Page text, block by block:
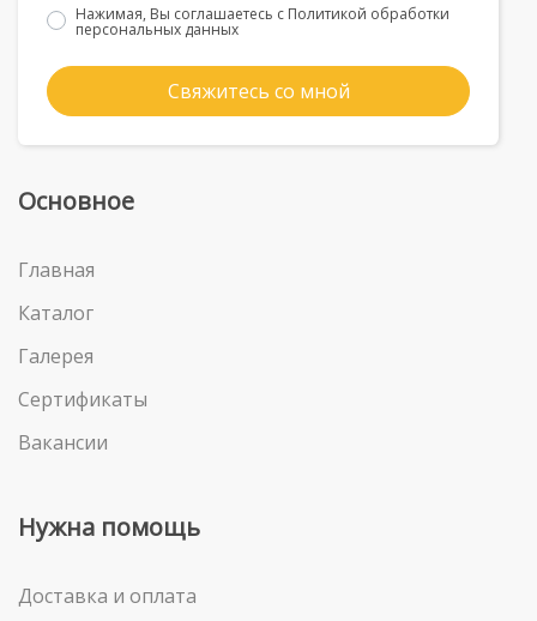
Нажимая, Вы соглашаетесь с Политикой обработки
персональных данных
Свяжитесь со мной
Основное
Главная
Каталог
Галерея
Сертификаты
Вакансии
Нужна помощь
Доставка и оплата